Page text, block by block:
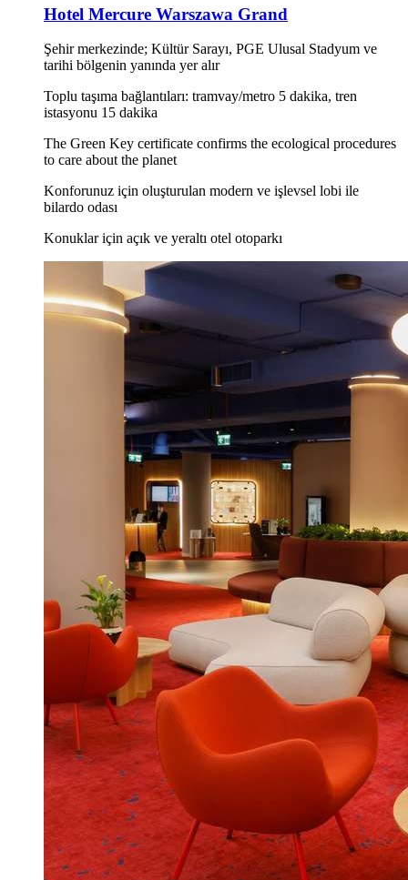
Hotel Mercure Warszawa Grand
Şehir merkezinde; Kültür Sarayı, PGE Ulusal Stadyum ve
tarihi bölgenin yanında yer alır
Toplu taşıma bağlantıları: tramvay/metro 5 dakika, tren
istasyonu 15 dakika
The Green Key certificate confirms the ecological procedures
to care about the planet
Konforunuz için oluşturulan modern ve işlevsel lobi ile
bilardo odası
Konuklar için açık ve yeraltı otel otoparkı